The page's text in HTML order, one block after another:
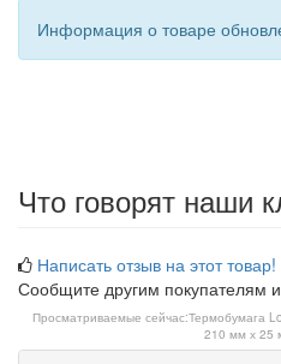
Информация о товаре
Что говорят наши
Написать отзыв на этот товар!
Сообщите другим покупателям
Просматриваемые сейчас:Термобумага
210 мм х 25